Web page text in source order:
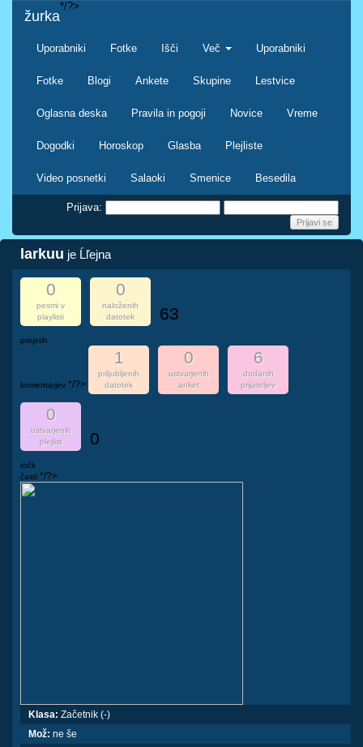
žurka
Uporabniki Fotke Išči Več Uporabniki
Fotke Blogi Ankete Skupine Lestvice
Oglasna deska Pravila in pogoji Novice Vreme
Dogodki Horoskop Glasba Plejliste
Video posnetki Salaoki Smenice Besedila
*/?>
Prijava:
larkuu je Ĺľejna
0
pesmi v
playlisti
0
naloženih
datotek
63
prejetih
komentarjev */?>
1
priljubljenih
datotek
0
ustvarjenih
anket
6
dodanih
prijateljev
0
ustvarjenih
plejlist
0
točk
časti */?>
Klasa: Začetnik (-)
Mož: ne še